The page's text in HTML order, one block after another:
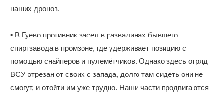
наших дронов.
▪️ В Гуево противник засел в развалинах бывшего
спиртзавода в промзоне, где удерживает позицию с
помощью снайперов и пулемётчиков. Однако здесь отряд
ВСУ отрезан от своих с запада, долго там сидеть они не
смогут, и отойти им уже трудно. Наши части продвигаются